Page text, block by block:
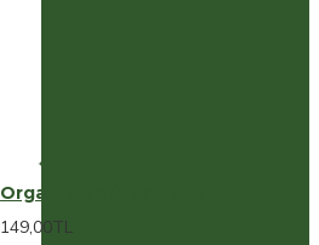
Organik Moringa Tozu
149,00TL